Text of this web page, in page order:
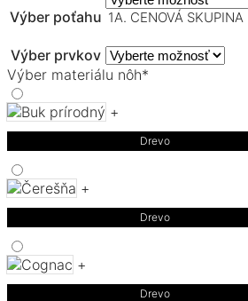
Výber poťahu 1A. CENOVÁ SKUPINA
Výber prvkov
Výber materiálu nôh*
+
Drevo
+
Drevo
+
Drevo